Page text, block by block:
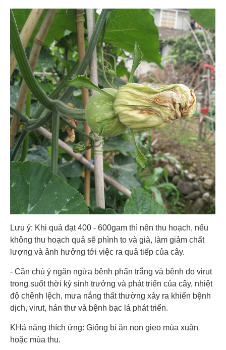
Lưu ý: Khi quả đạt 400 - 600gam thì nên thu hoạch, nếu
không thu hoạch quả sẽ phình to và già, làm giảm chất
lượng và ảnh hưởng tới việc ra quả tiếp của cây.
- Cần chú ý ngăn ngừa bệnh phấn trắng và bệnh do virut
trong suốt thời kỳ sinh trưởng và phát triển của cây, nhiệt
độ chênh lệch, mưa nắng thất thường xảy ra khiến bệnh
dịch, virut, hán thư và bệnh bạc lá phát triển.
KHả năng thích ứng: Giống bí ăn non gieo mùa xuân
hoặc mùa thu.